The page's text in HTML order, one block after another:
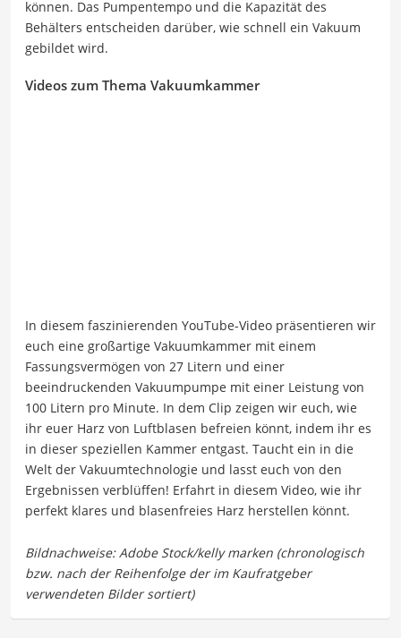
können. Das Pumpentempo und die Kapazität des
Behälters entscheiden darüber, wie schnell ein Vakuum
gebildet wird.
Videos zum Thema Vakuumkammer
In diesem faszinierenden YouTube-Video präsentieren wir
euch eine großartige Vakuumkammer mit einem
Fassungsvermögen von 27 Litern und einer
beeindruckenden Vakuumpumpe mit einer Leistung von
100 Litern pro Minute. In dem Clip zeigen wir euch, wie
ihr euer Harz von Luftblasen befreien könnt, indem ihr es
in dieser speziellen Kammer entgast. Taucht ein in die
Welt der Vakuumtechnologie und lasst euch von den
Ergebnissen verblüffen! Erfahrt in diesem Video, wie ihr
perfekt klares und blasenfreies Harz herstellen könnt.